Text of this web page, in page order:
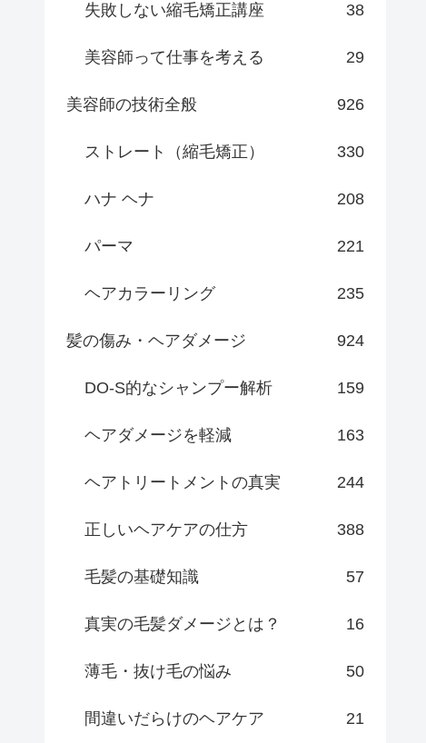
失敗しない縮毛矯正講座 38
美容師って仕事を考える 29
美容師の技術全般 926
ストレート（縮毛矯正） 330
ハナ ヘナ 208
パーマ 221
ヘアカラーリング 235
髪の傷み・ヘアダメージ 924
DO-S的なシャンプー解析 159
ヘアダメージを軽減 163
ヘアトリートメントの真実 244
正しいヘアケアの仕方 388
毛髪の基礎知識 57
真実の毛髪ダメージとは？ 16
薄毛・抜け毛の悩み 50
間違いだらけのヘアケア 21